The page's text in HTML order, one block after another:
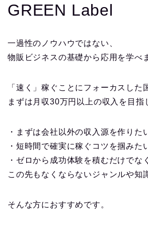
GREEN Label
一過性のノウハウではない、
物販ビジネスの基礎から応用を学べ
「速く」稼ぐことにフォーカスした
まずは月収30万円以上の収入を目指
・まずは会社以外の収入源を作りた
・短時間で確実に稼ぐコツを掴みた
・ゼロから成功体験を積むだけでな
この先もなくならないジャンルや知
そんな方におすすめです。